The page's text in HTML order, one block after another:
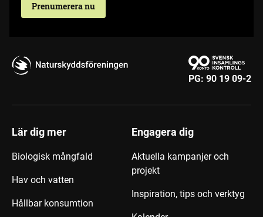
Prenumerera nu
PG: 90 19 09-2
Lär dig mer
Biologisk mångfald
Hav och vatten
Hållbar konsumtion
Engagera dig
Aktuella kampanjer och
projekt
Inspiration, tips och verktyg